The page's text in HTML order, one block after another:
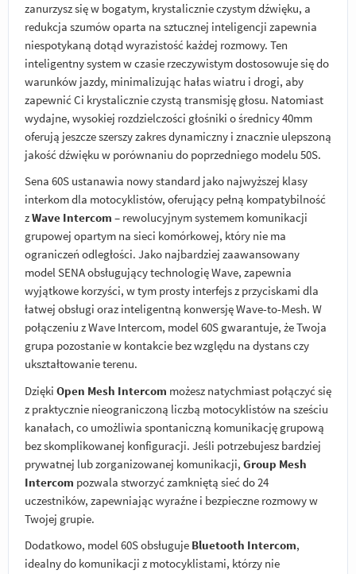
zanurzysz się w bogatym, krystalicznie czystym dźwięku, a
redukcja szumów oparta na sztucznej inteligencji zapewnia
niespotykaną dotąd wyrazistość każdej rozmowy. Ten
inteligentny system w czasie rzeczywistym dostosowuje się do
warunków jazdy, minimalizując hałas wiatru i drogi, aby
zapewnić Ci krystalicznie czystą transmisję głosu. Natomiast
wydajne, wysokiej rozdzielczości głośniki o średnicy 40mm
oferują jeszcze szerszy zakres dynamiczny i znacznie ulepszoną
jakość dźwięku w porównaniu do poprzedniego modelu 50S.
Sena 60S ustanawia nowy standard jako najwyższej klasy
interkom dla motocyklistów, oferujący pełną kompatybilność
zWave Intercom – rewolucyjnym systemem komunikacji
grupowej opartym na sieci komórkowej, który nie ma
ograniczeń odległości. Jako najbardziej zaawansowany
model SENA obsługujący technologię Wave, zapewnia
wyjątkowe korzyści, w tym prosty interfejs z przyciskami dla
łatwej obsługi oraz inteligentną konwersję Wave-to-Mesh. W
połączeniu z Wave Intercom, model 60S gwarantuje, że Twoja
grupa pozostanie w kontakcie bez względu na dystans czy
ukształtowanie terenu.
Dzięki Open Mesh Intercom możesz natychmiast połączyć się
z praktycznie nieograniczoną liczbą motocyklistów na sześciu
kanałach, co umożliwia spontaniczną komunikację grupową
bez skomplikowanej konfiguracji. Jeśli potrzebujesz bardziej
prywatnej lub zorganizowanej komunikacji, Group Mesh
Intercom pozwala stworzyć zamkniętą sieć do 24
uczestników, zapewniając wyraźne i bezpieczne rozmowy w
Twojej grupie.
Dodatkowo, model 60S obsługuje Bluetooth Intercom,
idealny do komunikacji z motocyklistami, którzy nie